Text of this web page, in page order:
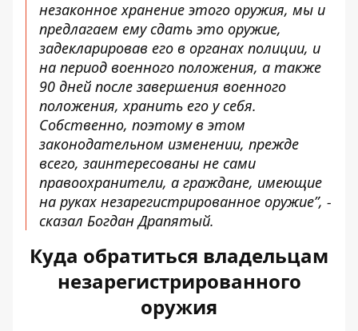
незаконное хранение этого оружия, мы и
предлагаем ему сдать это оружие,
задекларировав его в органах полиции, и
на период военного положения, а также
90 дней после завершения военного
положения, хранить его у себя.
Собственно, поэтому в этом
законодательном изменении, прежде
всего, заинтересованы не сами
правоохранители, а граждане, имеющие
на руках незарегистрированное оружие”, -
сказал Богдан Драпятый.
Куда обратиться владельцам
незарегистрированного
оружия